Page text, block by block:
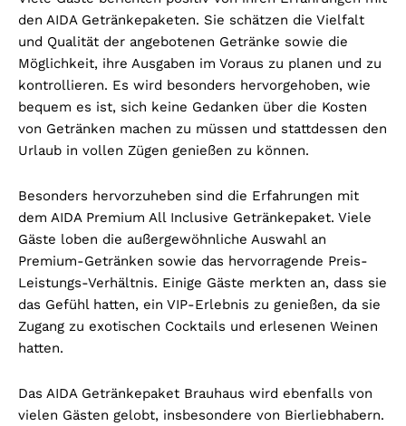
den AIDA Getränkepaketen. Sie schätzen die Vielfalt
und Qualität der angebotenen Getränke sowie die
Möglichkeit, ihre Ausgaben im Voraus zu planen und zu
kontrollieren. Es wird besonders hervorgehoben, wie
bequem es ist, sich keine Gedanken über die Kosten
von Getränken machen zu müssen und stattdessen den
Urlaub in vollen Zügen genießen zu können.
Besonders hervorzuheben sind die Erfahrungen mit
dem AIDA Premium All Inclusive Getränkepaket. Viele
Gäste loben die außergewöhnliche Auswahl an
Premium-Getränken sowie das hervorragende Preis-
Leistungs-Verhältnis. Einige Gäste merkten an, dass sie
das Gefühl hatten, ein VIP-Erlebnis zu genießen, da sie
Zugang zu exotischen Cocktails und erlesenen Weinen
hatten.
Das AIDA Getränkepaket Brauhaus wird ebenfalls von
vielen Gästen gelobt, insbesondere von Bierliebhabern.